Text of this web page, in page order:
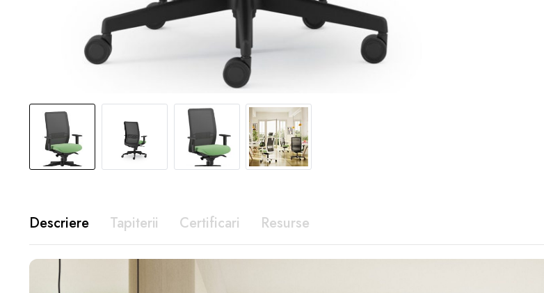
Tapiterii Certificari Resurse
Descriere